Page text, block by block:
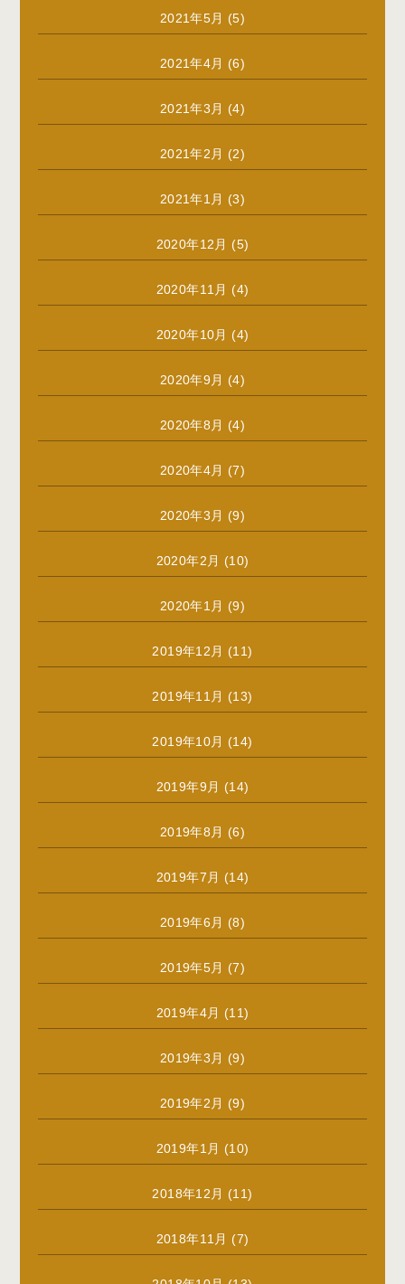
2021年5月 (5)
2021年4月 (6)
2021年3月 (4)
2021年2月 (2)
2021年1月 (3)
2020年12月 (5)
2020年11月 (4)
2020年10月 (4)
2020年9月 (4)
2020年8月 (4)
2020年4月 (7)
2020年3月 (9)
2020年2月 (10)
2020年1月 (9)
2019年12月 (11)
2019年11月 (13)
2019年10月 (14)
2019年9月 (14)
2019年8月 (6)
2019年7月 (14)
2019年6月 (8)
2019年5月 (7)
2019年4月 (11)
2019年3月 (9)
2019年2月 (9)
2019年1月 (10)
2018年12月 (11)
2018年11月 (7)